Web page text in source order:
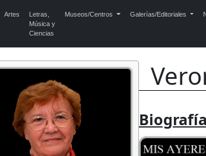
Artes
Letras,
Música y
Ciencias
Museos/Centros Galerías/Editoriales